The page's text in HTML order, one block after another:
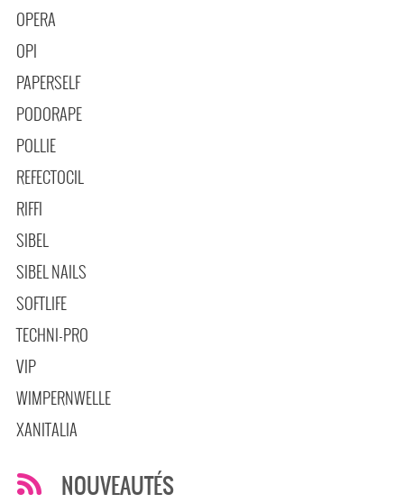
OPERA
OPI
PAPERSELF
PODORAPE
POLLIE
REFECTOCIL
RIFFI
SIBEL
SIBEL NAILS
SOFTLIFE
TECHNI-PRO
VIP
WIMPERNWELLE
XANITALIA
NOUVEAUTÉS